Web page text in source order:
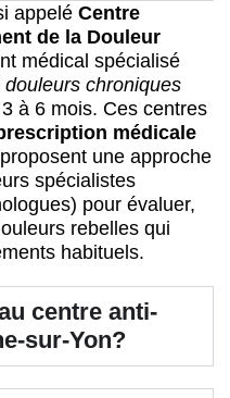
appelé Centre
de la Douleur
médical spécialisé
douleurs chroniques
à 6 mois. Ces centres
médicale
une approche
spécialistes
pour évaluer,
rebelles qui
habituels.
centre anti-
sur-Yon?